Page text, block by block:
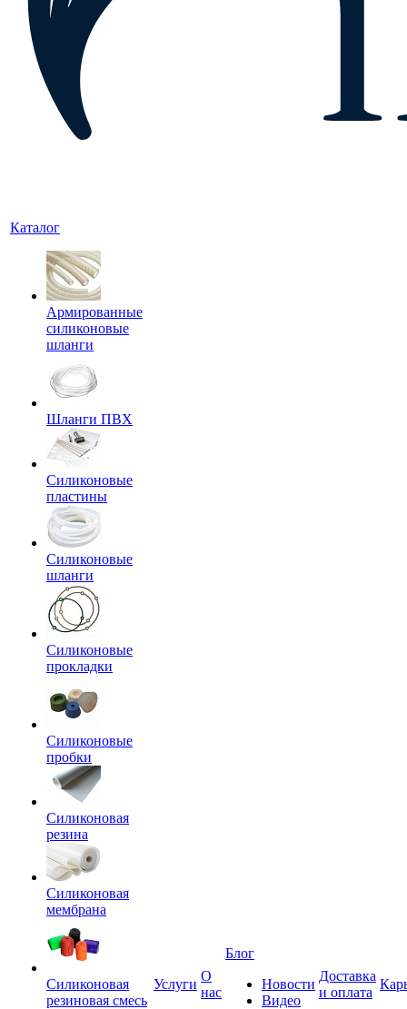
Каталог
Армированные
силиконовые
шланги
Шланги ПВХ
Силиконовые
пластины
Силиконовые
шланги
Силиконовые
прокладки
Силиконовые
пробки
Силиконовая
резина
Силиконовая
мембрана
Силиконовая
резиновая смесь
Услуги
О
нас
Блог
Новости
Видео
Доставка
и оплата